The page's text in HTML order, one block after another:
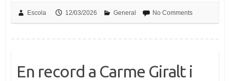
Escola 12/03/2026 General No Comments
En record a Carme Giralt i